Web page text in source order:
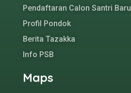
Pendaftaran Calon Santri Baru
Profil Pondok
Berita Tazakka
Info PSB
Maps